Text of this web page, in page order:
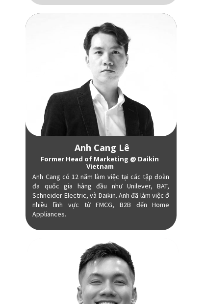
Anh Cang Lê
Former Head of Marketing @ Daikin
Vietnam
Anh Cang có 12 năm làm việc tại các tập đoàn
đa quốc gia hàng đầu như Unilever, BAT,
Schneider Electric, và Daikin. Anh đã làm việc ở
nhiều lĩnh vực từ FMCG, B2B đến Home
Appliances.